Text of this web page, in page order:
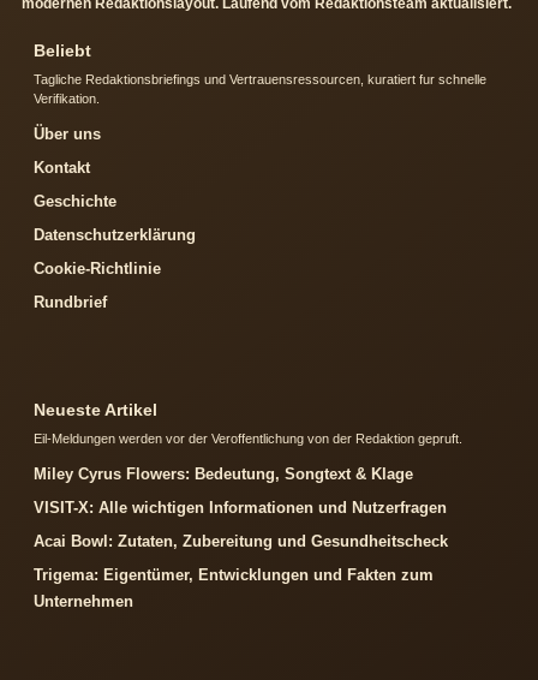
modernen Redaktionslayout. Laufend vom Redaktionsteam aktualisiert.
Beliebt
Tagliche Redaktionsbriefings und Vertrauensressourcen, kuratiert fur schnelle
Verifikation.
Über uns
Kontakt
Geschichte
Datenschutzerklärung
Cookie-Richtlinie
Rundbrief
Neueste Artikel
Eil-Meldungen werden vor der Veroffentlichung von der Redaktion gepruft.
Miley Cyrus Flowers: Bedeutung, Songtext & Klage
VISIT-X: Alle wichtigen Informationen und Nutzerfragen
Acai Bowl: Zutaten, Zubereitung und Gesundheitscheck
Trigema: Eigentümer, Entwicklungen und Fakten zum
Unternehmen